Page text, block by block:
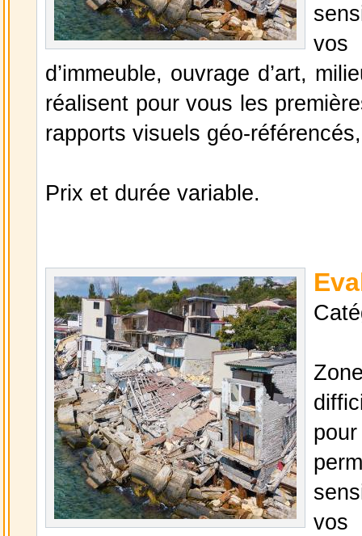
d’immeuble, ouvrage d’art,
réalisent pour vous les
rapports visuels géo-
Prix et durée variable.